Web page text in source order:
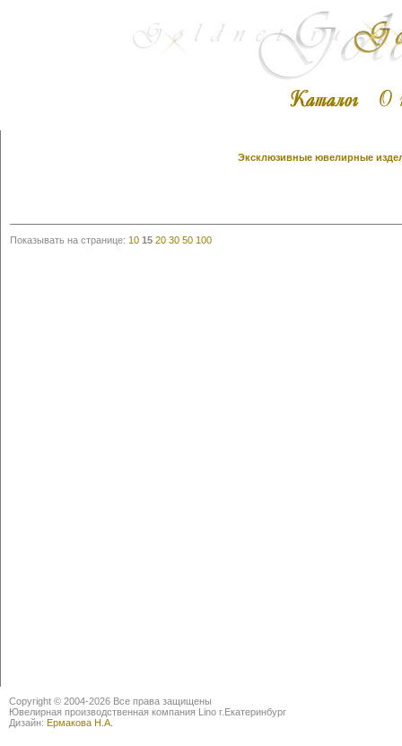
Эксклюзивные ювелирные
Показывать на странице: 10 15 20 30 50 100
Copyright © 2004-2026 Все права защищены
Ювелирная производственная компания Lino г.Екатеринбург
Дизайн: Ермакова Н.А.